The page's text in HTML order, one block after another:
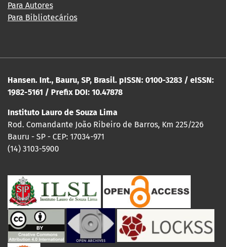
Para Autores
Para Bibliotecários
Hansen. Int., Bauru, SP, Brasil. pISSN: 0100-3283 / eISSN:
1982-5161 / Prefix DOI: 10.47878
Instituto Lauro de Souza Lima
Rod. Comandante João Ribeiro de Barros, Km 225/226
Bauru - SP - CEP: 17034-971
(14) 3103-5900